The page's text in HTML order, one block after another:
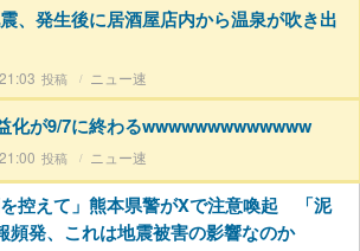
、発生後に居酒屋店内から温泉が吹き出
ニュー速
化が9/7に終わるwwwwwwwwwwwww
ニュー速
を控えて」熊本県警がXで注意喚起 「泥
頻発、これは地震被害の影響なのか